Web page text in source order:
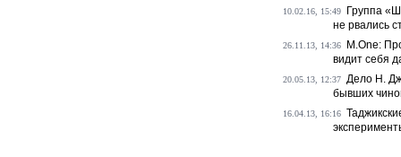
10.02.16, 15:49
Группа
не рвались
26.11.13, 14:36
M.One:
видит себя
20.05.13, 12:37 Дело Н.
бывших
16.04.13, 16:16